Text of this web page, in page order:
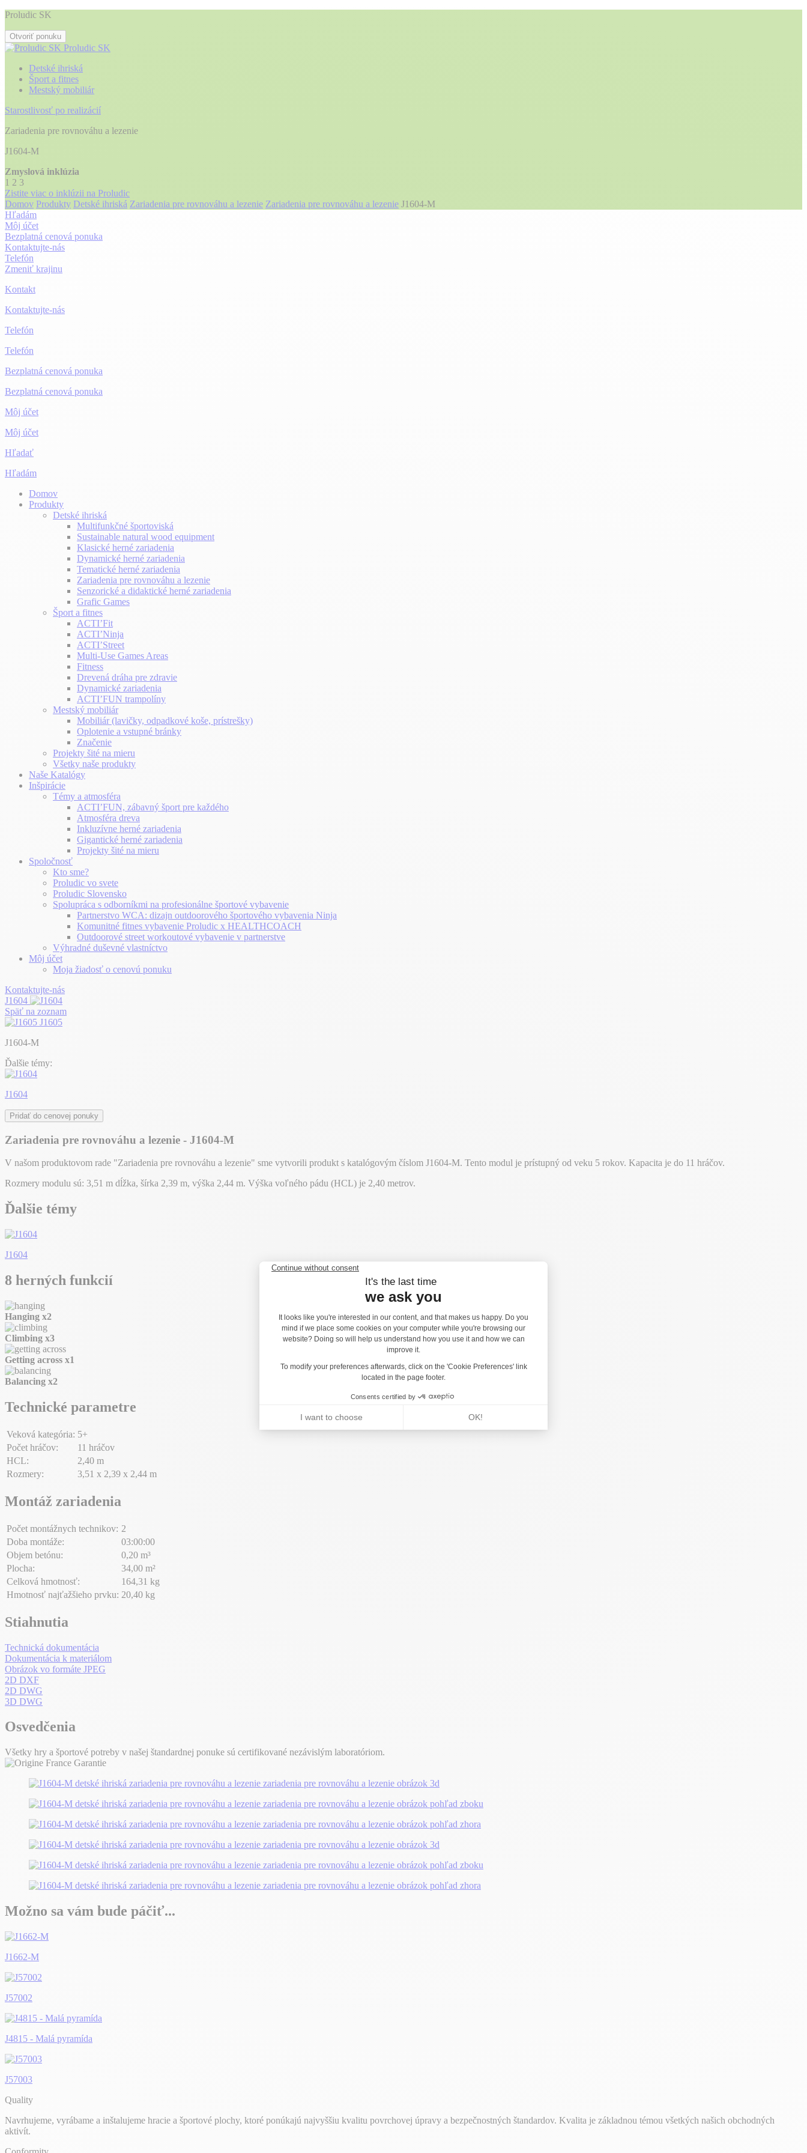
Proludic SK
Otvoriť ponuku
Proludic SK
Detské ihriská
Šport a fitnes
Mestský mobiliár
Starostlivosť po realizácií
Zariadenia pre rovnováhu a lezenie
J1604-M
Zmyslová inklúzia
1 2 3
Zistite viac o inklúzii na Proludic
Domov Produkty Detské ihriská Zariadenia pre rovnováhu a lezenie Zariadenia pre rovnováhu a lezenie J1604-M
Hľadám
Môj účet
Bezplatná cenová ponuka
Kontaktujte-nás
Telefón
Zmeniť krajinu
Kontakt
Kontaktujte-nás
Telefón
Telefón
Bezplatná cenová ponuka
Bezplatná cenová ponuka
Môj účet
Môj účet
Hľadať
Hľadám
Domov
Produkty
Detské ihriská
Multifunkčné športoviská
Sustainable natural wood equipment
Klasické herné zariadenia
Dynamické herné zariadenia
Tematické herné zariadenia
Zariadenia pre rovnováhu a lezenie
Senzorické a didaktické herné zariadenia
Grafic Games
Šport a fitnes
ACTI’Fit
ACTI’Ninja
ACTI’Street
Multi-Use Games Areas
Fitness
Drevená dráha pre zdravie
Dynamické zariadenia
ACTI’FUN trampolíny
Mestský mobiliár
Mobiliár (lavičky, odpadkové koše, prístrešky)
Oplotenie a vstupné bránky
Značenie
Projekty šité na mieru
Všetky naše produkty
Naše Katalógy
Inšpirácie
Témy a atmosféra
ACTI’FUN, zábavný šport pre každého
Atmosféra dreva
Inkluzívne herné zariadenia
Gigantické herné zariadenia
Projekty šité na mieru
Spoločnosť
Kto sme?
Proludic vo svete
Proludic Slovensko
Spolupráca s odborníkmi na profesionálne športové vybavenie
Partnerstvo WCA: dizajn outdoorového športového vybavenia Ninja
Komunitné fitnes vybavenie Proludic x HEALTHCOACH
Outdoorové street workoutové vybavenie v partnerstve
Výhradné duševné vlastníctvo
Môj účet
Moja žiadosť o cenovú ponuku
Kontaktujte-nás
J1604
Späť na zoznam
J1605
J1604-M
Ďalšie témy:
J1604
Pridať do cenovej ponuky
Zariadenia pre rovnováhu a lezenie - J1604-M
V našom produktovom rade "Zariadenia pre rovnováhu a lezenie" sme vytvorili produkt s katalógovým číslom J1604-M. Tento modul je prístupný od veku 5 rokov. Kapacita je do 11 hráčov.
Rozmery modulu sú: 3,51 m dĺžka, šírka 2,39 m, výška 2,44 m. Výška voľného pádu (HCL) je 2,40 metrov.
Ďalšie témy
J1604
8 herných funkcií
Hanging x2
Climbing x3
Getting across x1
Balancing x2
Technické parametre
Veková kategória: 5+
Počet hráčov:
11 hráčov
HCL:
2,40 m
Rozmery:
3,51 x 2,39 x 2,44 m
Montáž zariadenia
Počet montážnych technikov: 2
Doba montáže:
03:00:00
Objem betónu:
0,20 m³
Plocha:
34,00 m²
Celková hmotnosť:
164,31 kg
Hmotnosť najťažšieho prvku: 20,40 kg
Stiahnutia
Technická dokumentácia
Dokumentácia k materiálom
Obrázok vo formáte JPEG
2D DXF
2D DWG
3D DWG
Osvedčenia
Všetky hry a športové potreby v našej štandardnej ponuke sú certifikované nezávislým laboratóriom.
Možno sa vám bude páčiť...
J1662-M
J57002
J4815 - Malá pyramída
J57003
Quality
Navrhujeme, vyrábame a inštalujeme hracie a športové plochy, ktoré ponúkajú najvyššiu kvalitu povrchovej úpravy a bezpečnostných štandardov. Kvalita je základnou témou všetkých našich obchodných
aktivít.